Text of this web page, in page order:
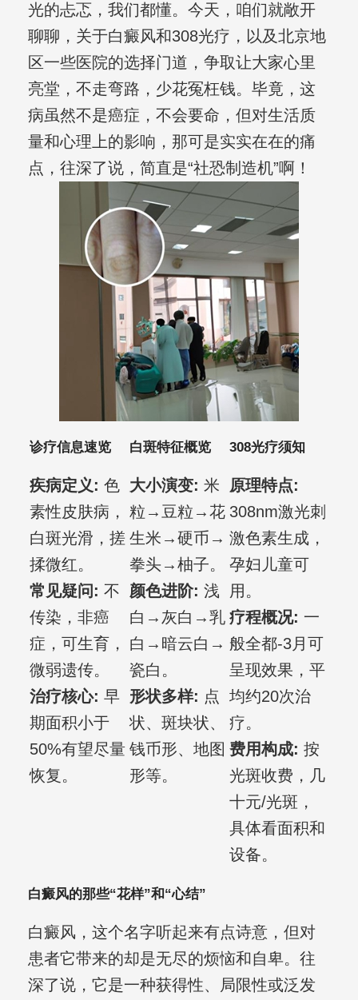
光的忐忑，我们都懂。今天，咱们就敞开
聊聊，关于白癜风和308光疗，以及北京地
区一些医院的选择门道，争取让大家心里
亮堂，不走弯路，少花冤枉钱。毕竟，这
病虽然不是癌症，不会要命，但对生活质
量和心理上的影响，那可是实实在在的痛
点，往深了说，简直是“社恐制造机”啊！
诊疗信息速览
疾病定义: 色
素性皮肤病，
白斑光滑，搓
揉微红。
常见疑问: 不
传染，非癌
症，可生育，
微弱遗传。
治疗核心: 早
期面积小于
50%有望尽量
恢复。
白斑特征概览
大小演变: 米
粒→豆粒→花
生米→硬币→
拳头→柚子。
颜色进阶: 浅
白→灰白→乳
白→暗云白→
瓷白。
形状多样: 点
状、斑块状、
钱币形、地图
形等。
308光疗须知
原理特点:
308nm激光刺
激色素生成，
孕妇儿童可
用。
疗程概况: 一
般全都-3月可
呈现效果，平
均约20次治
疗。
费用构成: 按
光斑收费，几
十元/光斑，
具体看面积和
设备。
白癜风的那些“花样”和“心结”
白癜风，这个名字听起来有点诗意，但对
患者它带来的却是无尽的烦恼和自卑。往
深了说，它是一种获得性、局限性或泛发